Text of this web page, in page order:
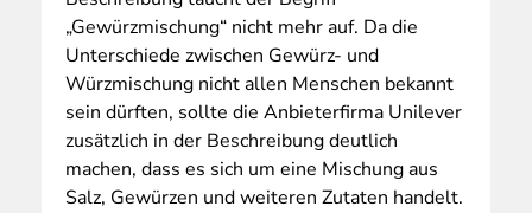
„Gewürzmischung“ nicht mehr auf. Da die
Unterschiede zwischen Gewürz- und
Würzmischung nicht allen Menschen bekannt
sein dürften, sollte die Anbieterfirma Unilever
zusätzlich in der Beschreibung deutlich
machen, dass es sich um eine Mischung aus
Salz, Gewürzen und weiteren Zutaten handelt.